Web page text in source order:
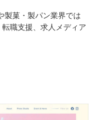
製菓・製パン業界では
職支援、求人メディア